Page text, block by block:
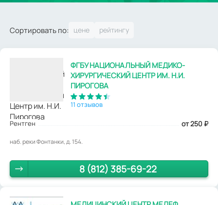
Сортировать по:
ФГБУ НАЦИОНАЛЬНЫЙ МЕДИКО-
ХИРУРГИЧЕСКИЙ ЦЕНТР ИМ. Н.И.
ПИРОГОВА
11 отзывов
Рентген от 250 ₽
наб. реки Фонтанки, д. 154.
8 (812) 385-69-22